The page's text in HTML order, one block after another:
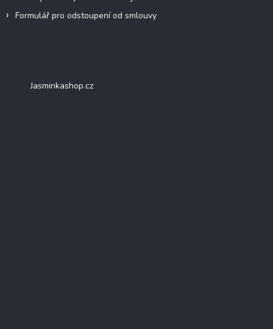
Formulář pro odstoupení od smlouvy
Jasminkashop.cz